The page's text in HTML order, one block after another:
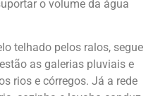
o volume da água
telhado pelos ralos, segue
as galerias pluviais e
rios e córregos. Já a rede